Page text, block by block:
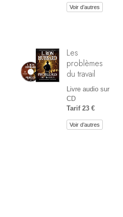
Voir d’autres
Les
problèmes
du travail
Livre audio sur
CD
Tarif 23 €
Voir d’autres